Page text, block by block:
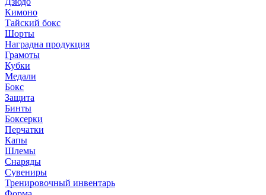
Кимоно
Тайский бокс
Шорты
Наградна продукция
Грамоты
Кубки
Медали
Бокс
Защита
Бинты
Боксерки
Перчатки
Капы
Шлемы
Снаряды
Сувениры
Тренировочный инвентарь